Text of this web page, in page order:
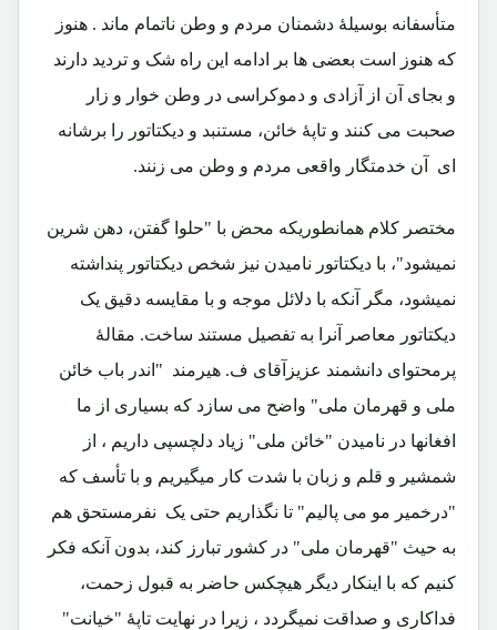
متأسفانه بوسیلۀ دشمنان مردم و وطن ناتمام ماند . هنوز
که هنوز است بعضی ها بر ادامه این راه شک و تردید دارند
و بجای آن از آزادی و دموکراسی در وطن خوار و زار
صحبت می کنند و تاپۀ خائن، مستنبد و دیکتاتور را برشانه
ای آن خدمتگار واقعی مردم و وطن می زنند.
مختصر کلام همانطوریکه محض با "حلوا گفتن، دهن شرین
نمیشود"، با دیکتاتور نامیدن نیز شخص دیکتاتور پنداشته
نمیشود، مگر آنکه با دلائل موجه و با مقایسه دقیق یک
دیکتاتور معاصر آنرا به تفصیل مستند ساخت. مقالۀ
پرمحتوای دانشمند عزیزآقای ف. هیرمند "اندر باب خائن
ملی و قهرمان ملی" واضح می سازد که بسیاری از ما
افغانها در نامیدن "خائن ملی" زیاد دلچسپی داریم ، از
شمشیر و قلم و زبان با شدت کار میگیریم و با تأسف که
"درخمیر مو می پالیم" تا نگذاریم حتی یک نفرمستحق هم
به حیث "قهرمان ملی" در کشور تبارز کند، بدون آنکه فکر
کنیم که با اینکار دیگر هیچکس حاضر به قبول زحمت،
فداکاری و صداقت نمیگردد ، زیرا در نهایت تاپۀ "خیانت"